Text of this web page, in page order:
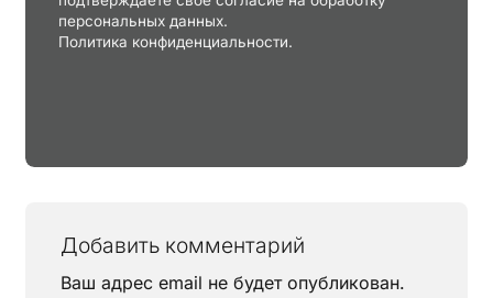
персональных данных.
Политика конфиденциальности.
Добавить комментарий
Ваш адрес email не будет опубликован.